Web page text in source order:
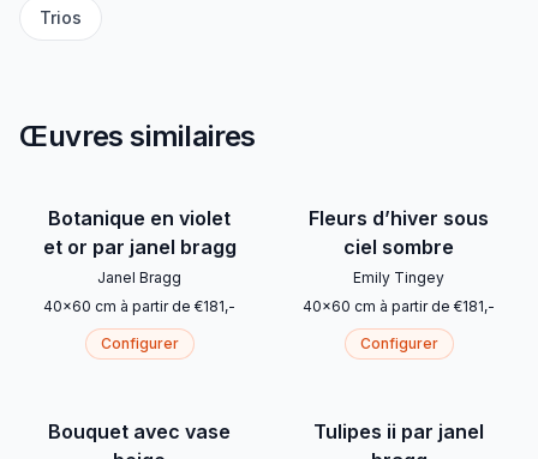
Trios
Œuvres similaires
Botanique en violet
et or par janel bragg
Janel Bragg
40x60 cm à partir de €181,-
Configurer
Fleurs d’hiver sous
ciel sombre
Emily Tingey
40x60 cm à partir de €181,-
Configurer
Bouquet avec vase
Tulipes ii par janel